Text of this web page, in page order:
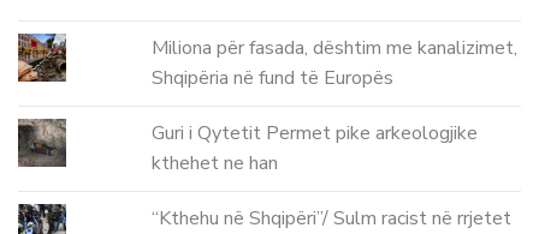
Miliona për fasada, dështim me kanalizimet,
Shqipëria në fund të Europës
Guri i Qytetit Permet pike arkeologjike
kthehet ne han
“Kthehu në Shqipëri”/ Sulm racist në rrjetet